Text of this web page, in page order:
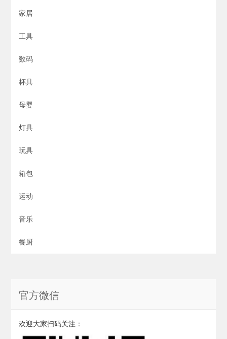
家居
工具
数码
杯具
母婴
灯具
玩具
箱包
运动
音乐
餐厨
官方微信
欢迎大家扫码关注：